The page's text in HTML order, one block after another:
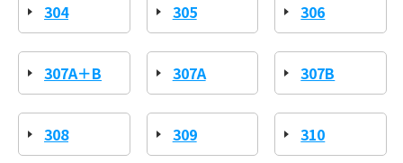
304 305 306
307A＋B 307A 307B
308 309 310